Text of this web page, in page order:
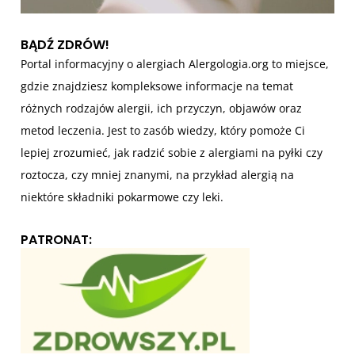
ó
w
BĄDŹ ZDRÓW!
Portal informacyjny o alergiach Alergologia.org to miejsce,
gdzie znajdziesz kompleksowe informacje na temat
różnych rodzajów alergii, ich przyczyn, objawów oraz
metod leczenia. Jest to zasób wiedzy, który pomoże Ci
lepiej zrozumieć, jak radzić sobie z alergiami na pyłki czy
roztocza, czy mniej znanymi, na przykład alergią na
niektóre składniki pokarmowe czy leki.
PATRONAT: